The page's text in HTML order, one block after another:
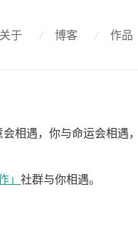
关于 / 博客 / 作品
相遇，你与命运会相遇，
」 社群与你相遇。